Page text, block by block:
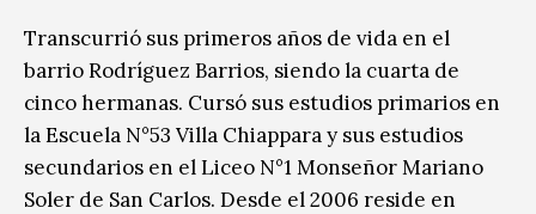
Transcurrió sus primeros años de vida en el
barrio Rodríguez Barrios, siendo la cuarta de
cinco hermanas. Cursó sus estudios primarios en
la Escuela N°53 Villa Chiappara y sus estudios
secundarios en el Liceo N°1 Monseñor Mariano
Soler de San Carlos. Desde el 2006 reside en